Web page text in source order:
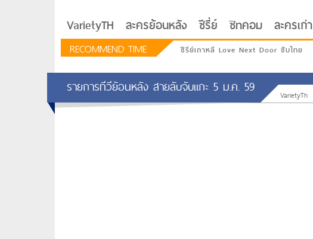
VarietyTH ละครย้อนหลัง ซีรี่ย์ ซิทคอม ละครเก่า
RECOMMEND TIME ซีรีย์เกาหลี Love Next Door ซับไทย
รายการทีวีย้อนหลัง สายลับจับแกะ 5 ม.ค. 59 VarietyTh